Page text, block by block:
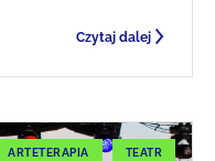
Czytaj dalej
ARTETERAPIA TEATR